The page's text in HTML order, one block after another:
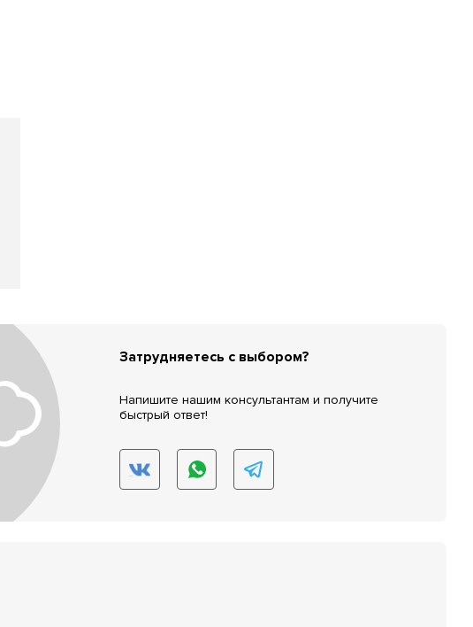
Затрудняетесь с выбором?
Напишите нашим консультантам и получите
быстрый ответ!